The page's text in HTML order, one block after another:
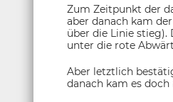
Zum Zeitpunkt der
aber danach kam
über die Linie stieg).
unter die rote
Aber letztlich
danach kam es